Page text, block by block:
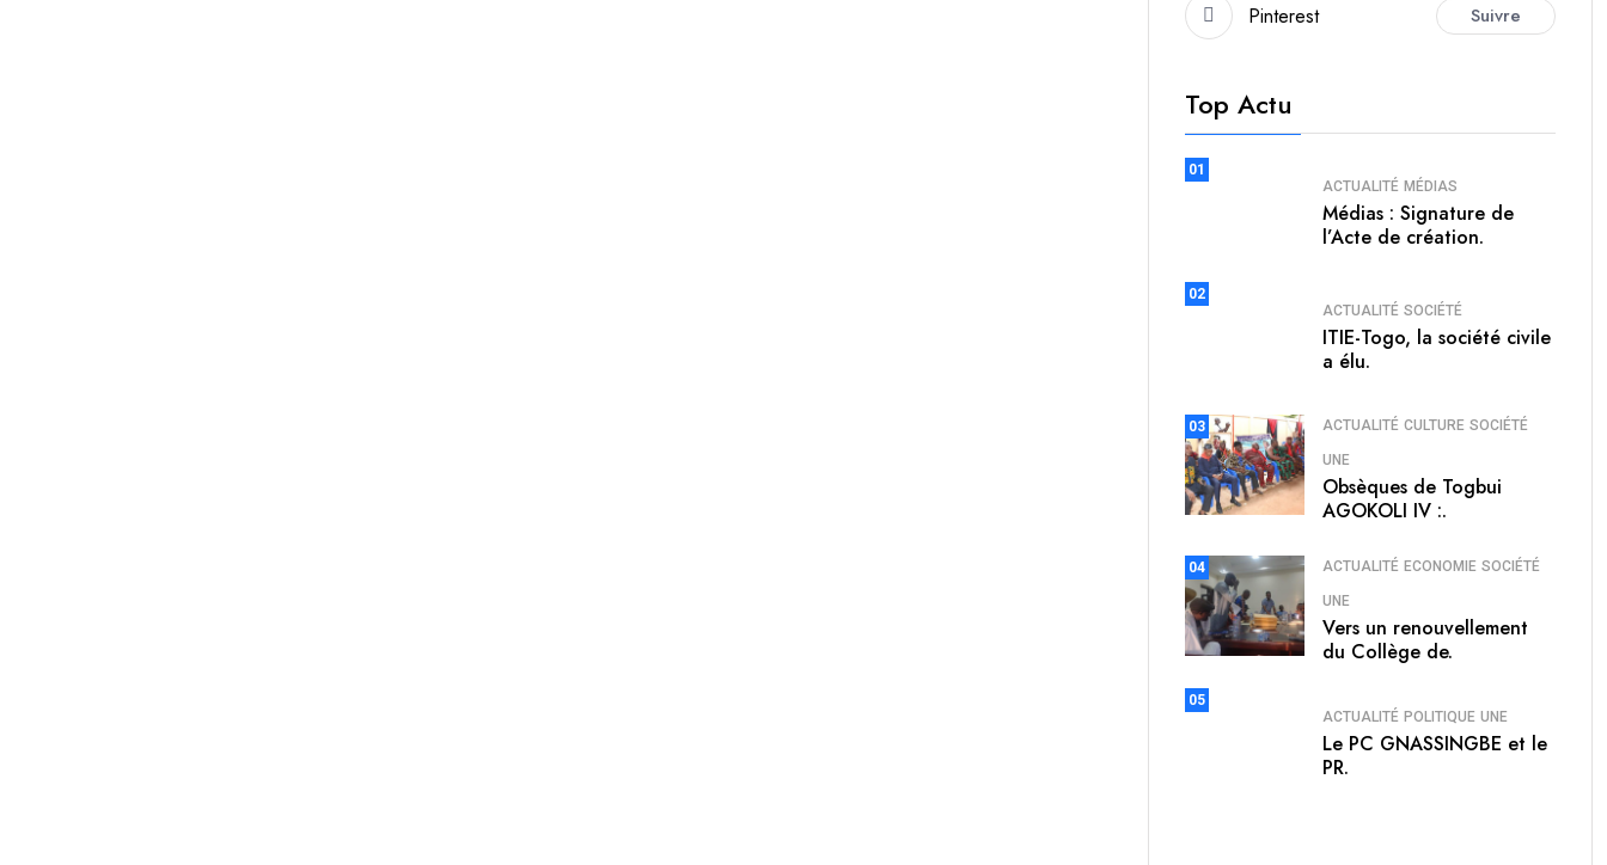
Pinterest Suivre
Top Actu
01
ACTUALITÉ MÉDIAS
Médias : Signature de
l’Acte de création.
02
ACTUALITÉ SOCIÉTÉ
ITIE-Togo, la société civile
a élu.
03 ACTUALITÉ CULTURE SOCIÉTÉ
UNE
Obsèques de Togbui
AGOKOLI IV :.
04 ACTUALITÉ ECONOMIE SOCIÉTÉ
UNE
Vers un renouvellement
du Collège de.
05
ACTUALITÉ POLITIQUE UNE
Le PC GNASSINGBE et le
PR.